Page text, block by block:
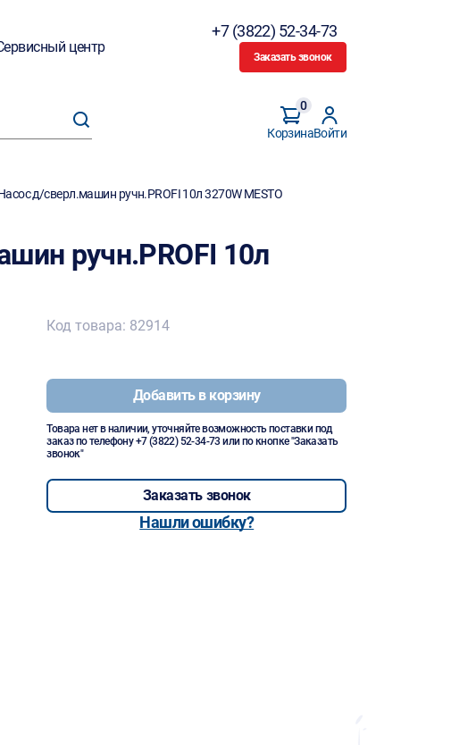
центр
+7 (3822) 52-34-73
Заказать звонок
Корзина
0
Войти
д/сверл.машин ручн.PROFI 10л 3270W MESTO
ручн.PROFI 10л
Код товара: 82914
Добавить в корзину
Товара нет в наличии, уточняйте возможность поставки под
заказ по телефону+7 (3822) 52-34-73 или по кнопке "Заказать
звонок"
Заказать звонок
Нашли ошибку?